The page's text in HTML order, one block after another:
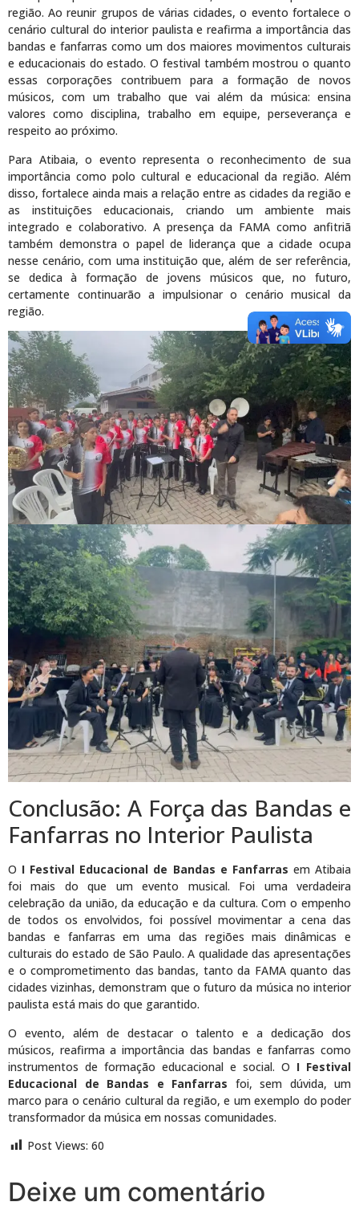
região. Ao reunir grupos de várias cidades, o evento fortalece o
cenário cultural do interior paulista e reafirma a importância das
bandas e fanfarras como um dos maiores movimentos culturais
e educacionais do estado. O festival também mostrou o quanto
essas corporações contribuem para a formação de novos
músicos, com um trabalho que vai além da música: ensina
valores como disciplina, trabalho em equipe, perseverança e
respeito ao próximo.
Para Atibaia, o evento representa o reconhecimento de sua
importância como polo cultural e educacional da região. Além
disso, fortalece ainda mais a relação entre as cidades da região e
as instituições educacionais, criando um ambiente mais
integrado e colaborativo. A presença da FAMA como anfitriã
também demonstra o papel de liderança que a cidade ocupa
nesse cenário, com uma instituição que, além de ser referência,
se dedica à formação de jovens músicos que, no futuro,
certamente continuarão a impulsionar o cenário musical da
região.
Conclusão: A Força das Bandas e
Fanfarras no Interior Paulista
O I Festival Educacional de Bandas e Fanfarras em Atibaia
foi mais do que um evento musical. Foi uma verdadeira
celebração da união, da educação e da cultura. Com o empenho
de todos os envolvidos, foi possível movimentar a cena das
bandas e fanfarras em uma das regiões mais dinâmicas e
culturais do estado de São Paulo. A qualidade das apresentações
e o comprometimento das bandas, tanto da FAMA quanto das
cidades vizinhas, demonstram que o futuro da música no interior
paulista está mais do que garantido.
O evento, além de destacar o talento e a dedicação dos
músicos, reafirma a importância das bandas e fanfarras como
instrumentos de formação educacional e social. O I Festival
Educacional de Bandas e Fanfarras foi, sem dúvida, um
marco para o cenário cultural da região, e um exemplo do poder
transformador da música em nossas comunidades.
Post Views: 60
Deixe um comentário